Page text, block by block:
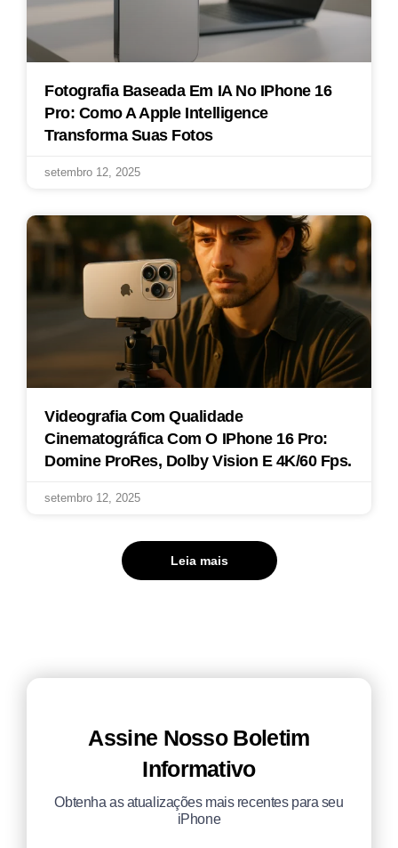
Fotografia Baseada Em IA No IPhone 16
Pro: Como A Apple Intelligence
Transforma Suas Fotos
setembro 12, 2025
Videografia Com Qualidade
Cinematográfica Com O IPhone 16 Pro:
Domine ProRes, Dolby Vision E 4K/60 Fps.
setembro 12, 2025
Leia mais
Assine Nosso Boletim
Informativo
Obtenha as atualizações mais recentes para seu
iPhone